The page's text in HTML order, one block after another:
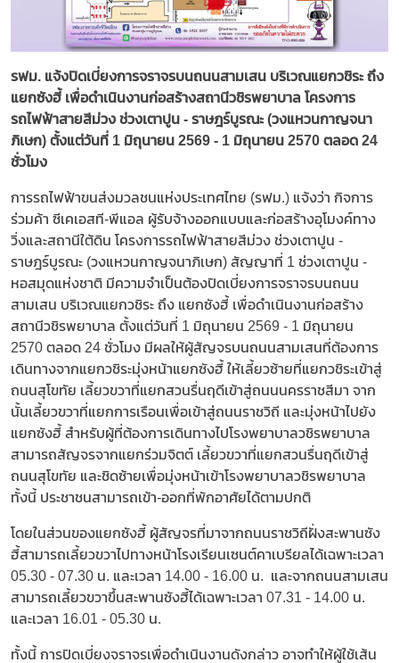
รฟม. แจ้งปิดเบี่ยงการจราจรบนถนนสามเสน บริเวณแยกวชิระ ถึง
แยกซังฮี้ เพื่อดำเนินงานก่อสร้างสถานีวชิรพยาบาล โครงการ
รถไฟฟ้าสายสีม่วง ช่วงเตาปูน - ราษฎร์บูรณะ (วงแหวนกาญจนา
ภิเษก) ตั้งแต่วันที่ 1 มิถุนายน 2569 - 1 มิถุนายน 2570 ตลอด 24
ชั่วโมง
การรถไฟฟ้าขนส่งมวลชนแห่งประเทศไทย (รฟม.) แจ้งว่า กิจการ
ร่วมค้า ซีเคเอสที-พีแอล ผู้รับจ้างออกแบบและก่อสร้างอุโมงค์ทาง
วิ่งและสถานีใต้ดิน โครงการรถไฟฟ้าสายสีม่วง ช่วงเตาปูน -
ราษฎร์บูรณะ (วงแหวนกาญจนาภิเษก) สัญญาที่ 1 ช่วงเตาปูน -
หอสมุดแห่งชาติ มีความจำเป็นต้องปิดเบี่ยงการจราจรบนถนน
สามเสน บริเวณแยกวชิระ ถึง แยกซังฮี้ เพื่อดำเนินงานก่อสร้าง
สถานีวชิรพยาบาล ตั้งแต่วันที่ 1 มิถุนายน 2569 - 1 มิถุนายน
2570 ตลอด 24 ชั่วโมง มีผลให้ผู้สัญจรบนถนนสามเสนที่ต้องการ
เดินทางจากแยกวชิระมุ่งหน้าแยกซังฮี้ ให้เลี้ยวซ้ายที่แยกวชิระเข้าสู่
ถนนสุโขทัย เลี้ยวขวาที่แยกสวนรื่นฤดีเข้าสู่ถนนนครราชสีมา จาก
นั้นเลี้ยวขวาที่แยกการเรือนเพื่อเข้าสู่ถนนราชวิถี และมุ่งหน้าไปยัง
แยกซังฮี้ สำหรับผู้ที่ต้องการเดินทางไปโรงพยาบาลวชิรพยาบาล
สามารถสัญจรจากแยกร่วมจิตต์ เลี้ยวขวาที่แยกสวนรื่นฤดีเข้าสู่
ถนนสุโขทัย และชิดซ้ายเพื่อมุ่งหน้าเข้าโรงพยาบาลวชิรพยาบาล
ทั้งนี้ ประชาชนสามารถเข้า-ออกที่พักอาศัยได้ตามปกติ
โดยในส่วนของแยกซังฮี้ ผู้สัญจรที่มาจากถนนราชวิถีฝั่งสะพานซัง
ฮี้สามารถเลี้ยวขวาไปทางหน้าโรงเรียนเซนต์คาเบรียลได้เฉพาะเวลา
05.30 - 07.30 น. และเวลา 14.00 - 16.00 น. และจากถนนสามเสน
สามารถเลี้ยวขวาขึ้นสะพานซังฮี้ได้เฉพาะเวลา 07.31 - 14.00 น.
และเวลา 16.01 - 05.30 น.
ทั้งนี้ การปิดเบี่ยงจราจรเพื่อดำเนินงานดังกล่าว อาจทำให้ผู้ใช้เส้น